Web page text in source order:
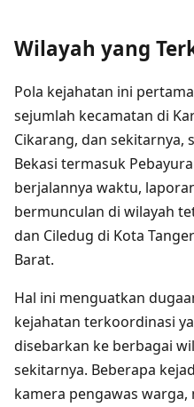
Wilayah yang
Pola kejahatan ini
sejumlah kecamatan di
Cikarang, dan sekitarnya,
Bekasi termasuk
berjalannya waktu,
bermunculan di wilayah
dan Ciledug di Kota
Barat.
Hal ini menguatkan
kejahatan terkoordinasi
disebarkan ke berbagai
sekitarnya. Beberapa
kamera pengawas